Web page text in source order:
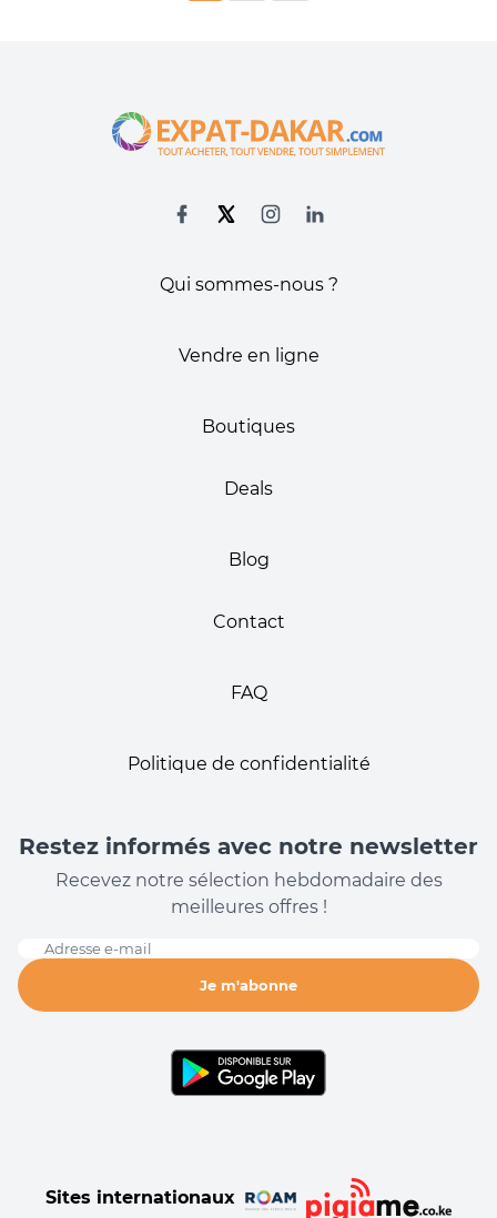
Qui sommes-nous ?
Vendre en ligne
Boutiques
Deals
Blog
Contact
FAQ
Politique de confidentialité
Restez informés avec notre newsletter
Recevez notre sélection hebdomadaire des
meilleures offres !
Adresse e-mail
Je m'abonne
Sites internationaux